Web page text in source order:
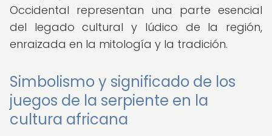
Occidental representan una parte esencial
del legado cultural y lúdico de la región,
enraizada en la mitología y la tradición.
Simbolismo y significado de los
juegos de la serpiente en la
cultura africana